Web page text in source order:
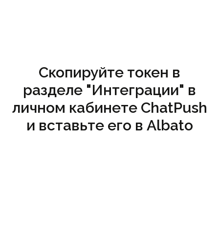
Скопируйте токен в
разделе "Интеграции" в
личном кабинете ChatPush
и вставьте его в Albato